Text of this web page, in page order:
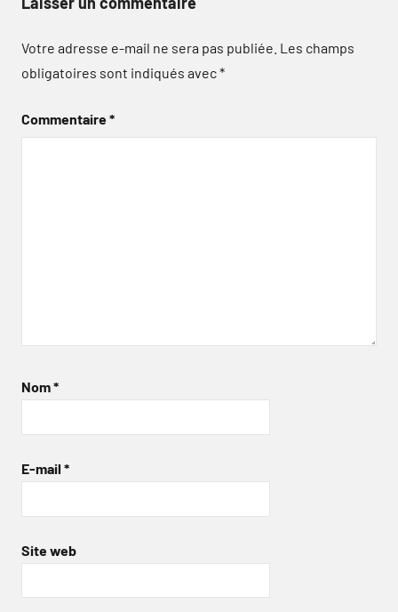
Votre adresse e-mail ne sera pas publiée. Les champs
obligatoires sont indiqués avec*
Commentaire*
Nom*
E-mail *
Site web